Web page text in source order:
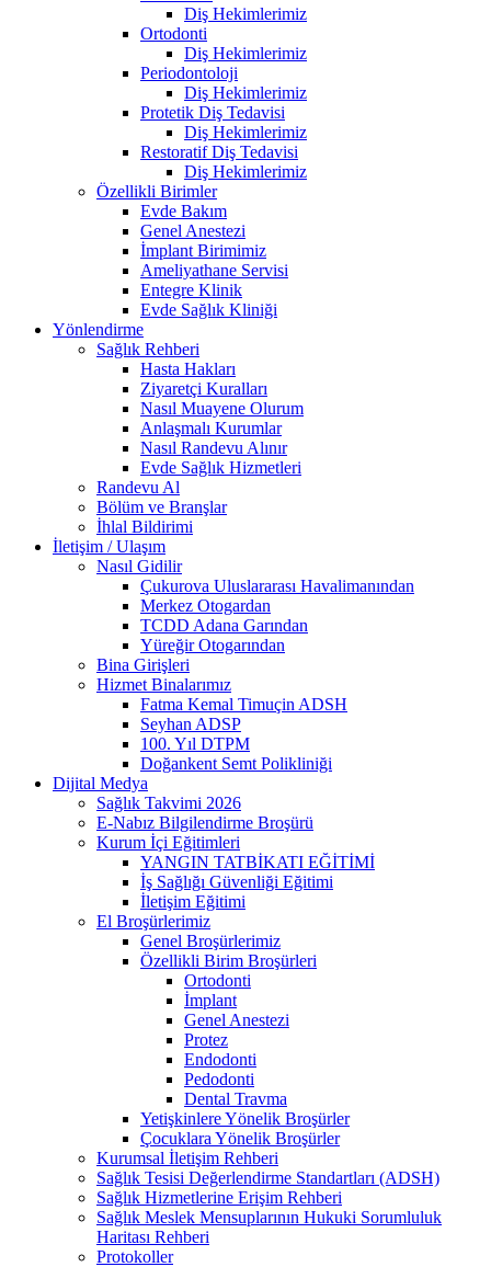
Diş Hekimlerimiz
Ortodonti
Diş Hekimlerimiz
Periodontoloji
Diş Hekimlerimiz
Protetik Diş Tedavisi
Diş Hekimlerimiz
Restoratif Diş Tedavisi
Diş Hekimlerimiz
Özellikli Birimler
Evde Bakım
Genel Anestezi
İmplant Birimimiz
Ameliyathane Servisi
Entegre Klinik
Evde Sağlık Kliniği
Yönlendirme
Sağlık Rehberi
Hasta Hakları
Ziyaretçi Kuralları
Nasıl Muayene Olurum
Anlaşmalı Kurumlar
Nasıl Randevu Alınır
Evde Sağlık Hizmetleri
Randevu Al
Bölüm ve Branşlar
İhlal Bildirimi
İletişim / Ulaşım
Nasıl Gidilir
Çukurova Uluslararası Havalimanından
Merkez Otogardan
TCDD Adana Garından
Yüreğir Otogarından
Bina Girişleri
Hizmet Binalarımız
Fatma Kemal Timuçin ADSH
Seyhan ADSP
100. Yıl DTPM
Doğankent Semt Polikliniği
Dijital Medya
Sağlık Takvimi 2026
E-Nabız Bilgilendirme Broşürü
Kurum İçi Eğitimleri
YANGIN TATBİKATI EĞİTİMİ
İş Sağlığı Güvenliği Eğitimi
İletişim Eğitimi
El Broşürlerimiz
Genel Broşürlerimiz
Özellikli Birim Broşürleri
Ortodonti
İmplant
Genel Anestezi
Protez
Endodonti
Pedodonti
Dental Travma
Yetişkinlere Yönelik Broşürler
Çocuklara Yönelik Broşürler
Kurumsal İletişim Rehberi
Sağlık Tesisi Değerlendirme Standartları (ADSH)
Sağlık Hizmetlerine Erişim Rehberi
Sağlık Meslek Mensuplarının Hukuki Sorumluluk
Haritası Rehberi
Protokoller